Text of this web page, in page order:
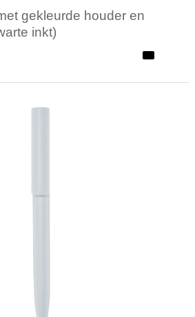
gekleurde houder en
inkt)